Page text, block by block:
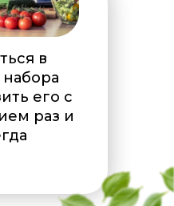
в
его с
раз и